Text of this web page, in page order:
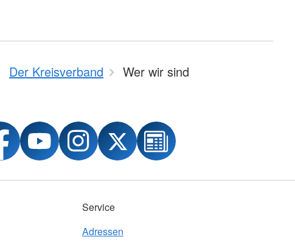
Der Kreisverband Wer wir sind
Service
Adressen